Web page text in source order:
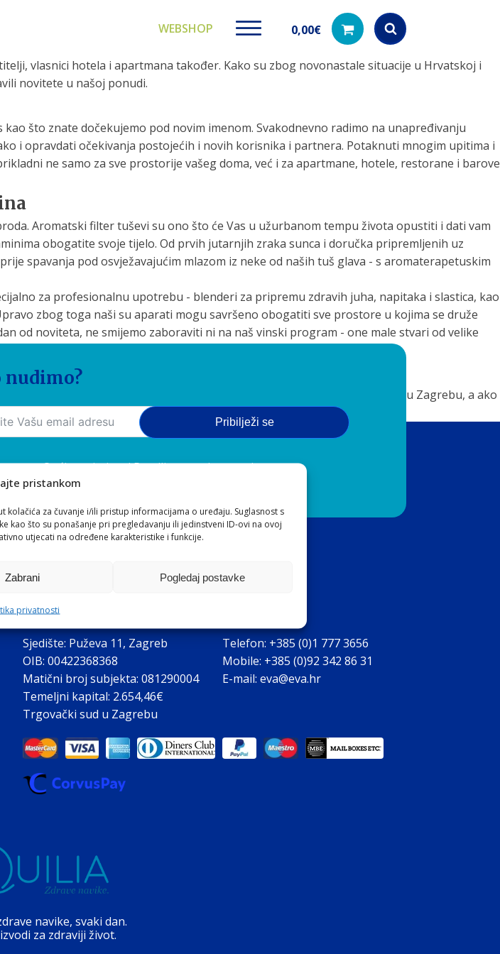
pristankom
za čuvanje i/ili pristup informacijama o uređaju. Suglasnost s
kao što su ponašanje pri pregledavanju ili jedinstveni ID-ovi na ovoj
utjecati na određene karakteristike i funkcije.
Zabrani Pogledaj postavke
privatnosti
WEBSHOP 0,00€
vlasnici hotela i apartmana također. Kako su zbog novonastale situacije u Hrvatskoj i
novitete u našoj ponudi.
što znate dočekujemo pod novim imenom. Svakodnevno radimo na unapređivanju
i opravdati očekivanja postojećih i novih korisnika i partnera. Potaknuti mnogim upitima i
ne samo za sve prostorije vašeg doma, već i za apartmane, hotele, restorane i barove
Aromatski filter tuševi su ono što će Vas u užurbanom tempu života opustiti i dati vam
obogatite svoje tijelo. Od prvih jutarnjih zraka sunca i doručka pripremljenih uz
spavanja pod osvježavajućim mlazom iz neke od naših tuš glava - s aromaterapetuskim
za profesionalnu upotrebu - blenderi za pripremu zdravih juha, napitaka i slastica, kao
zbog toga naši su aparati mogu savršeno obogatiti sve prostore u kojima se druže
od noviteta, ne smijemo zaboraviti ni na naš vinski program - one male stvari od velike
pretvoriti u potpuno novi doživljaj!
proizvodima. Naša je adresa ostala ista - i dalje se nalazimo na Kajzerici u Zagrebu, a ako
na našoj stranici! Veselimo vam se!
nudimo?
Pribilježi se
se sOpćim uvjetimaiPravilima o privatnosti
Poslovnica: Remetinečka cesta 7, Zagreb
Sjedište: Puževa 11, Zagreb
OIB: 00422368368
Matični broj subjekta: 081290004
Temeljni kapital: 2.654,46€
Trgovački sud u Zagrebu
Telefon: +385 (0)1 777 3656
Mobile: +385 (0)92 342 86 31
E-mail: eva@eva.hr
navike, svaki dan.
za zdraviji život.
dijelovi
proizvode
Akcijski paketi
Ugradbeni filteri za